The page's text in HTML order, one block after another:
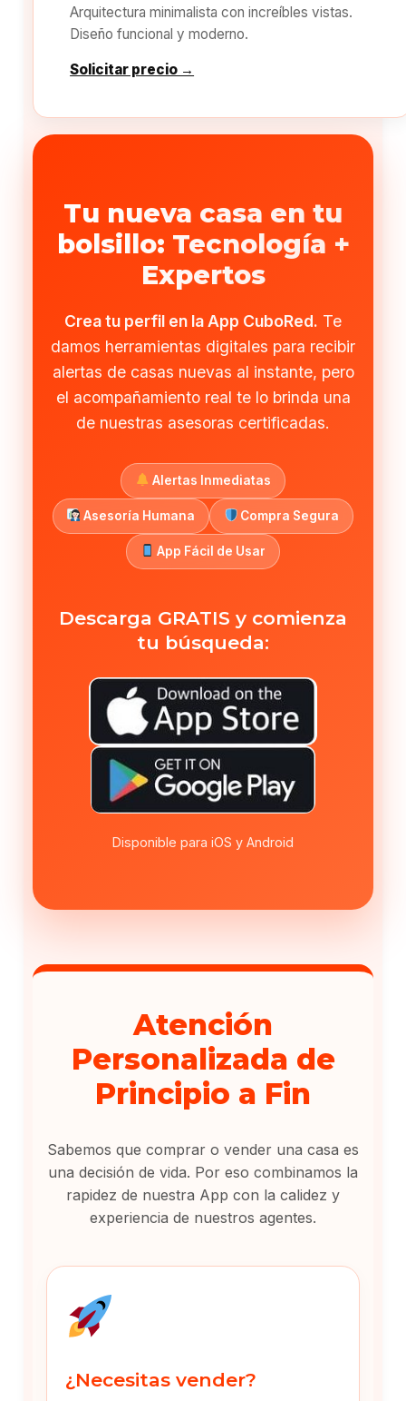
Arquitectura minimalista con increíbles vistas.
Diseño funcional y moderno.
Solicitar precio →
Tu nueva casa en tu
bolsillo: Tecnología +
Expertos
Crea tu perfil en la App CuboRed. Te
damos herramientas digitales para recibir
alertas de casas nuevas al instante, pero
el acompañamiento real te lo brinda una
de nuestras asesoras certificadas.
Alertas Inmediatas
Asesoría Humana Compra Segura
App Fácil de Usar
Descarga GRATIS y comienza
tu búsqueda:
Disponible para iOS y Android
Atención
Personalizada de
Principio a Fin
Sabemos que comprar o vender una casa es
una decisión de vida. Por eso combinamos la
rapidez de nuestra App con la calidez y
experiencia de nuestros agentes.
¿Necesitas vender?